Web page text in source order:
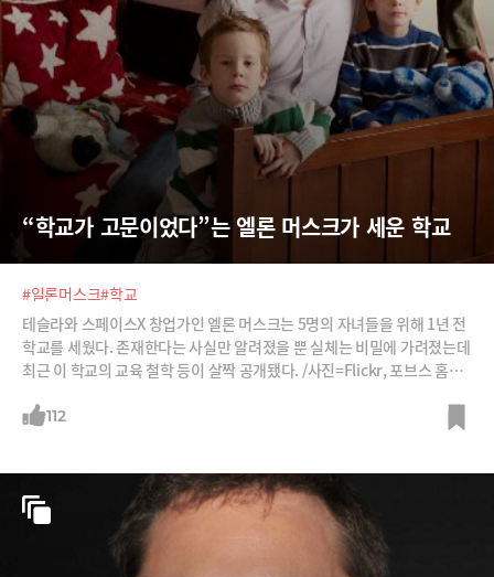
“학교가 고문이었다”는 엘론 머스크가 세운 학교
#일론머스크#학교
테슬라와 스페이스X 창업가인 엘론 머스크는 5명의 자녀들을 위해 1년 전
학교를 세웠다. 존재한다는 사실만 알려졌을 뿐 실체는 비밀에 가려졌는데
최근 이 학교의 교육 철학 등이 살짝 공개됐다. /사진=Flickr, 포브스 홈페
112